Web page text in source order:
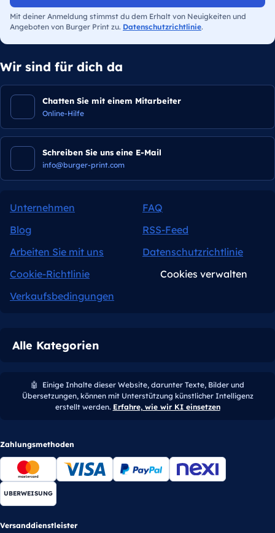
Mit deiner Anmeldung stimmst du dem Erhalt von Neuigkeiten und
Angeboten von Burger Print zu. Datenschutzrichtlinie.
Wir sind für dich da
Chatten Sie mit einem Mitarbeiter
Online-Hilfe
Schreiben Sie uns eine E-Mail
info@burger-print.com
Unternehmen
FAQ
Blog
RSS-Feed
Arbeiten Sie mit uns
Datenschutzrichtlinie
Cookie-Richtlinie
Cookies verwalten
Verkaufsbedingungen
Alle Kategorien
🤖
Einige Inhalte dieser Website, darunter Texte, Bilder und
Übersetzungen, können mit Unterstützung künstlicher Intelligenz
erstellt werden. Erfahre, wie wir KI einsetzen
Zahlungsmethoden
UBERWEISUNG
Versanddienstleister